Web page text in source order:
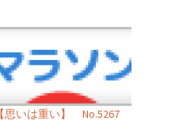
【思いは重い】 No.5267